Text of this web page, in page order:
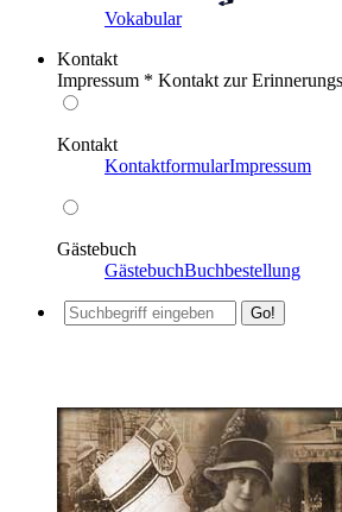
Vokabular
Kontakt
Impressum * Kontakt zur
Kontakt
KontaktformularImpressum
Gästebuch
GästebuchBuchbestellung